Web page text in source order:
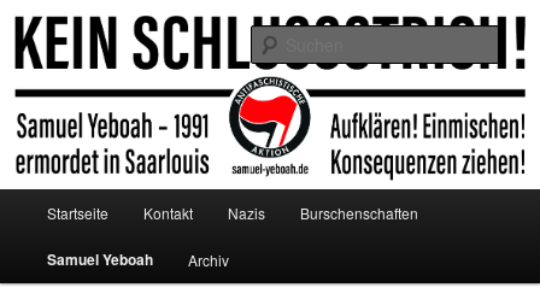
Zum
primären
Inhalt
springenAntifa Saar / Projekt AK
Startseite Kontakt Nazis Burschenschaften
Samuel Yeboah Archiv